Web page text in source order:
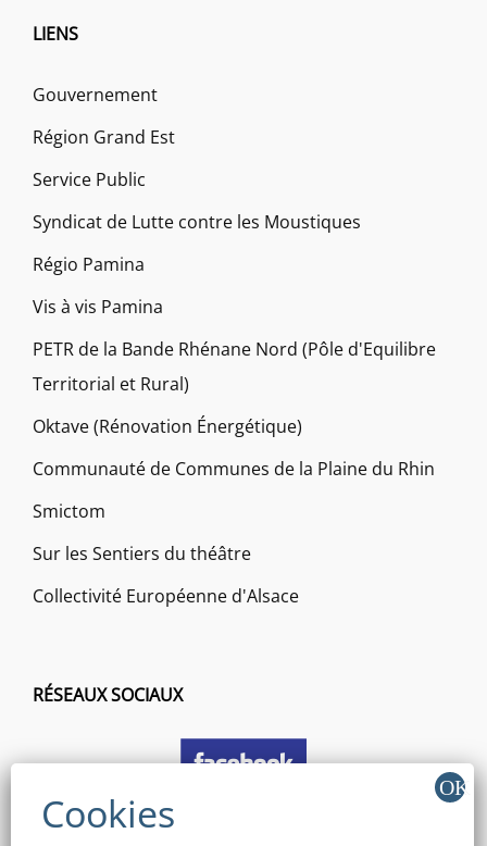
LIENS
Gouvernement
Région Grand Est
Service Public
Syndicat de Lutte contre les Moustiques
Régio Pamina
Vis à vis Pamina
PETR de la Bande Rhénane Nord (Pôle d'Equilibre
Territorial et Rural)
Oktave (Rénovation Énergétique)
Communauté de Communes de la Plaine du Rhin
Smictom
Sur les Sentiers du théâtre
Collectivité Européenne d'Alsace
RÉSEAUX SOCIAUX